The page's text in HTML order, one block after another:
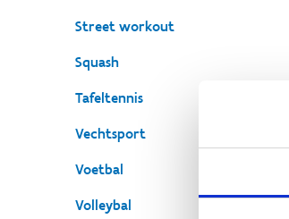
Street workout
Squash
Tafeltennis
Vechtsport
Voetbal
Volleybal